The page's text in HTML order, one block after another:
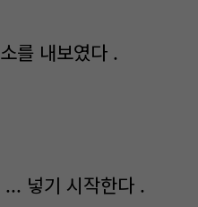
를 내보였다 .
넣기 시작한다 .